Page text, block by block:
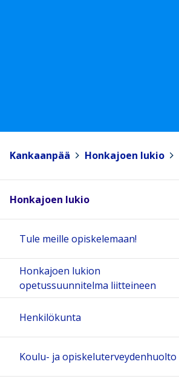
Kankaanpää Honkajoen lukio
Honkajoen lukio
Tule meille opiskelemaan!
Honkajoen lukion
opetussuunnitelma liitteineen
Henkilökunta
Koulu- ja opiskeluterveydenhuolto